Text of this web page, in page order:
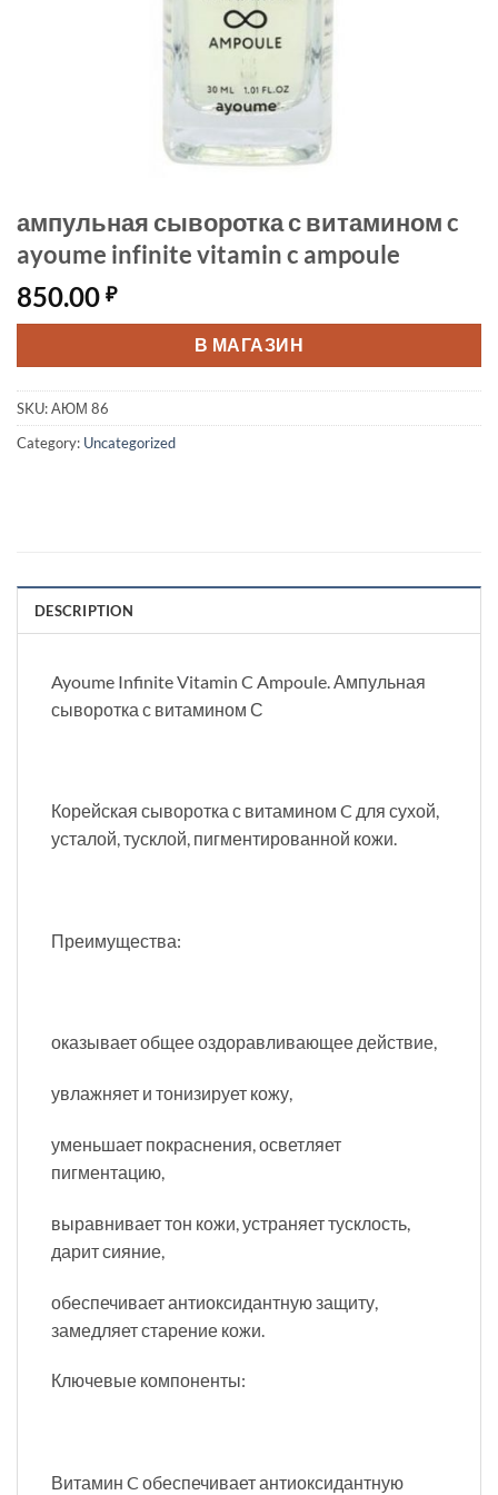
ампульная сыворотка с витамином c
ayoume infinite vitamin c ampoule
850.00 ₽
В МАГАЗИН
SKU:АЮМ 86
Category: Uncategorized
DESCRIPTION
Ayoume Infinite Vitamin C Ampoule. Ампульная
сыворотка с витамином С
Корейская сыворотка с витамином C для сухой,
усталой, тусклой, пигментированной кожи.
Преимущества:
оказывает общее оздоравливающее действие,
увлажняет и тонизирует кожу,
уменьшает покраснения, осветляет
пигментацию,
выравнивает тон кожи, устраняет тусклость,
дарит сияние,
обеспечивает антиоксидантную защиту,
замедляет старение кожи.
Ключевые компоненты:
Витамин C обеспечивает антиоксидантную